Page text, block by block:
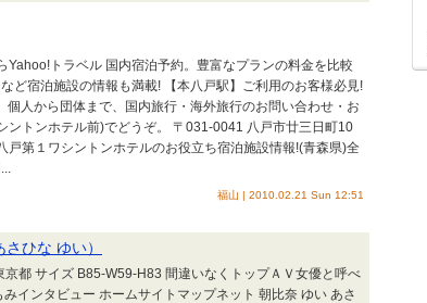
Yahoo!トラベル 国内宿泊予約。豊富なプランの料金を比較
ど宿泊施設の情報も満載! 【本八戸駅】ご利用のお客様必見!
個人から団体まで、国内旅行・海外旅行のお問い合わせ・お
ントンホテル前)でどうぞ。 〒031-0041 八戸市廿三日町10
第１ワシントンホテルのお役立ち宿泊施設情報!(青森県)全
福山 | 2010.02.21 Sun 12:51
ひな ゆい）
都 サイズ B85-W59-H83 間違いなくトップＡＶ女優と呼べ
インタビュー ホームサイトマップネット 朝比奈 ゆい あさ